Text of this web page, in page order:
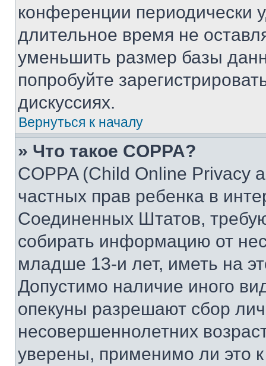
конференции периодически
длительное время не
уменьшить размер базы
попробуйте
дискуссиях.
Вернуться к началу
» Что такое COPPA?
COPPA (Child Online Privacy
частных прав ребенка в
Соединенных Штатов,
собирать информацию от
младше 13-и лет, иметь на
Допустимо наличие иного
опекуны разрешают сбор
несовершеннолетних
уверены, применимо ли это